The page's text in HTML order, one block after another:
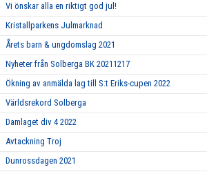
Vi önskar alla en riktigt god jul!
Kristallparkens Julmarknad
Årets barn & ungdomslag 2021
Nyheter från Solberga BK 20211217
Ökning av anmälda lag till S:t Eriks-cupen 2022
Världsrekord Solberga
Damlaget div 4 2022
Avtackning Troj
Dunrossdagen 2021